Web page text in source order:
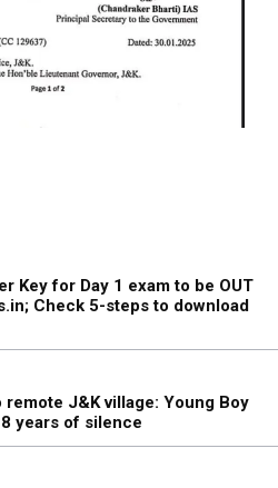
Key for Day 1 exam to be OUT
Check 5-steps to download
J&K village: Young Boy
years of silence